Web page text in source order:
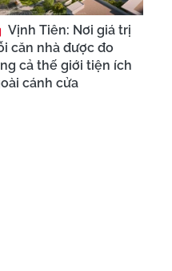
Vịnh Tiên: Nơi giá trị
căn nhà được đo
cả thế giới tiện ích
cánh cửa